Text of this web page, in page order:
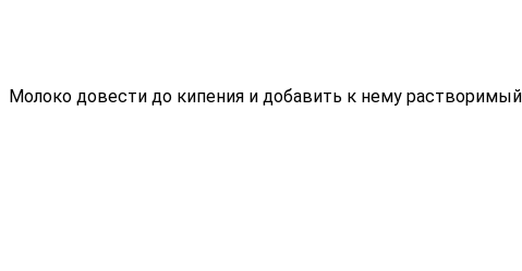
Молоко довести до кипения и добавить к нему